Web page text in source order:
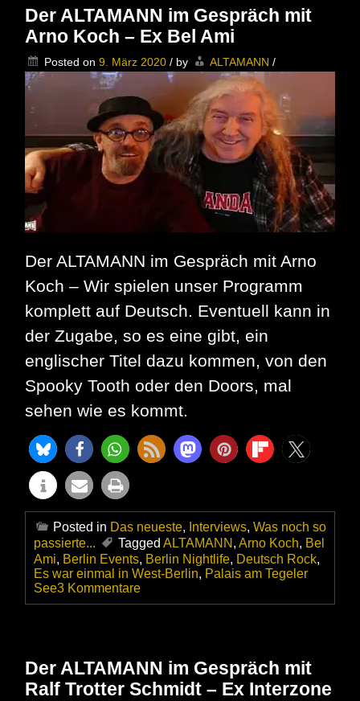
Der ALTAMANN im Gespräch mit
Arno Koch – Ex Bel Ami
Posted on 9. März 2020 / by ALTAMANN /
Der ALTAMANN im Gespräch mit Arno
Koch – Wir spielen unser Programm
komplett auf Deutsch. Eventuell kann in
der Zugabe, so es eine gibt, ein
englischer Titel dazu kommen, von den
Spooky Tooth oder den Doors, mal
sehen wie es kommt.
Posted in Das neueste, Interviews, Was noch so
passierte...
Tagged ALTAMANN , Arno Koch, Bel
Ami, Berlin Events, Berlin Nightlife, Deutsch Rock,
Es war einmal in West-Berlin, Palais am Tegeler
See3 Kommentarezu
Der
mit
Arno
Koch
Der ALTAMANN im Gespräch mit
Ralf Trotter Schmidt – Ex Interzone